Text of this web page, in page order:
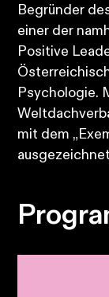
Begründer
einer der
Positive
Psychologie.
mit dem